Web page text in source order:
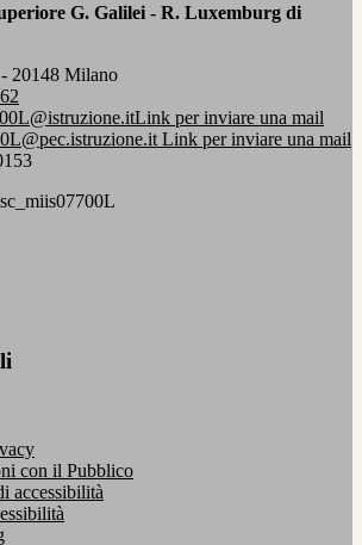
G. Galilei - R. Luxemburg di
20148 Milano
Link per inviare una mail
Link per inviare una mail
con il Pubblico
accessibilità